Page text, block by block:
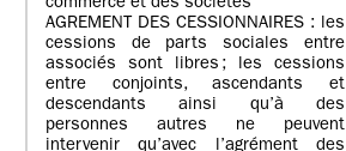
commerce et des sociétés
AGREMENT DES CESSIONNAIRES : les
cessions de parts sociales entre
associés sont libres ; les cessions
entre conjoints, ascendants et
descendants ainsi qu’à des
personnes autres ne peuvent
intervenir qu’avec l’agrément des